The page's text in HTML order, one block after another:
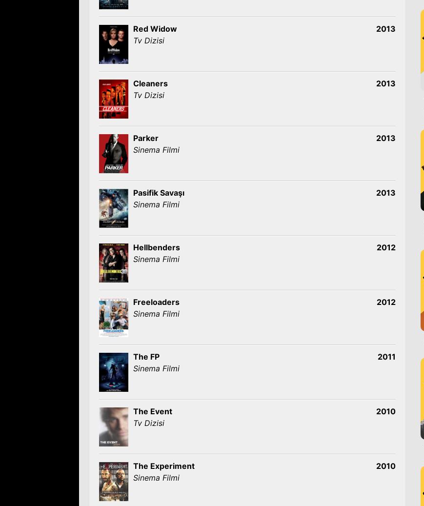
Red Widow
Tv Dizisi
2013
Cleaners
Tv Dizisi
2013
Parker
Sinema Filmi
2013
Pasifik Savaşı
Sinema Filmi
2013
Hellbenders
Sinema Filmi
2012
Freeloaders
Sinema Filmi
2012
The FP
Sinema Filmi
2011
The Event
Tv Dizisi
2010
The Experiment
Sinema Filmi
2010